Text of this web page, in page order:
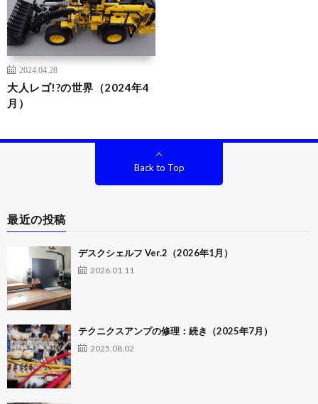
2024.04.28
大人レゴ!?の世界（2024年4
月）
Back to Top
最近の投稿
デスクシェルフ Ver.2（2026年1月）
2026.01.11
テクニクスアンプの修理：続き（2025年7月）
2025.08.02